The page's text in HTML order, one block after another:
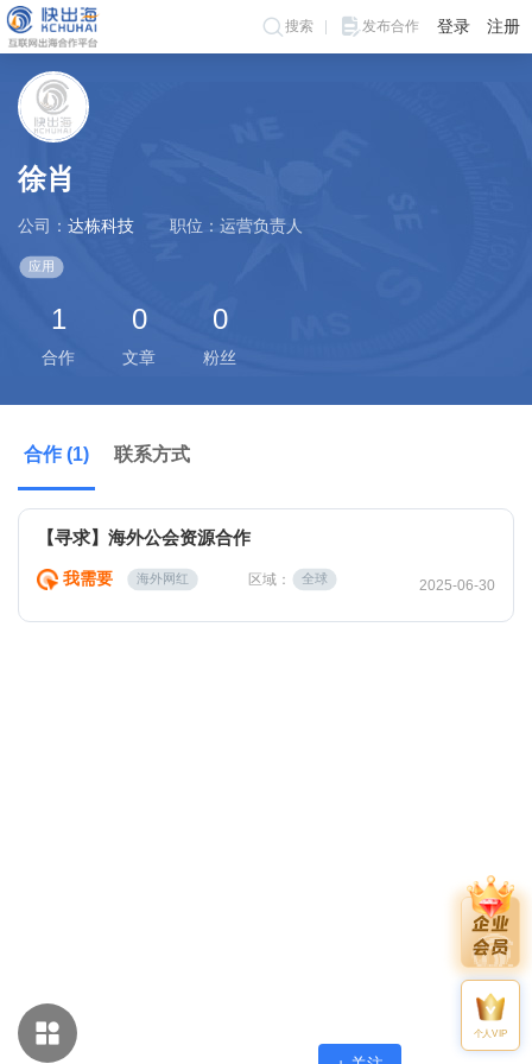
搜索 发布合作 登录 注册
徐肖
公司： 达栋科技 职位：运营负责人
应用
1
合作
0
文章
0
粉丝
合作 (1) 联系方式
【寻求】海外公会资源合作
我需要 海外网红 区域： 全球 2025-06-30
个人VIP